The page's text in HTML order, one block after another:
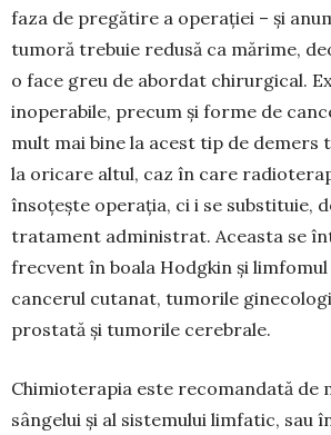
faza de pregătire a operației – și
tumoră trebuie redusă ca mă­rime,
o face greu de abordat chirurgical.
inoperabile, precum și forme de
mult mai bine la acest tip de demers
la oricare altul, caz în care
însoțește operația, ci i se substituie,
trata­ment administrat. Aceasta se
frecvent în boala Hodgkin și
cancerul cuta­nat, tumorile
prostată și tumorile cerebrale.
Chimioterapia este reco­mandată de
sângelui și al sistemului lim­fatic, sau